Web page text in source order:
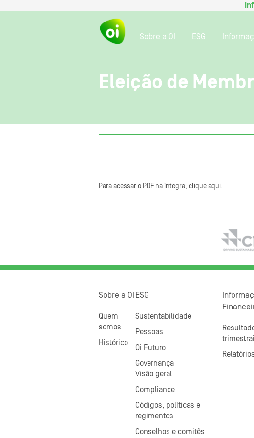
Sobre a OI ESG
Eleição de
Para acessar o PDF na íntegra, clique aqui.
Sobre a OI
Quem
somos
Histórico
ESG
Sustentabilidade
Pessoas
Oi Futuro
Governança
Visão geral
Compliance
Códigos, políticas e
regimentos
Conselhos e comitês